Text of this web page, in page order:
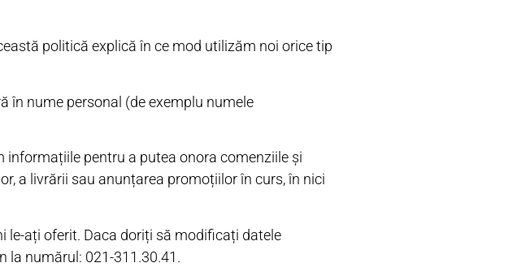
politică explică în ce mod utilizăm noi orice tip
în nume personal (de exemplu numele
pentru a putea onora comenziile și
a livrării sau anunțarea promoțiilor în curs, în nici
le-ați oferit. Daca doriți să modificați datele
la numărul: 021-311.30.41.